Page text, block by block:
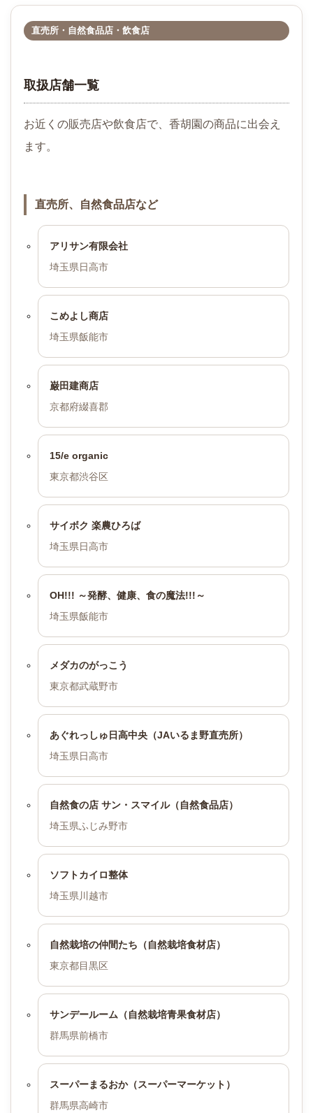
直売所・自然食品店・飲食店
取扱店舗一覧
お近くの販売店や飲食店で、香胡園の商品に出会え
ます。
直売所、自然食品店など
アリサン有限会社
埼玉県日高市
こめよし商店
埼玉県飯能市
巌田建商店
京都府綴喜郡
15/e organic
東京都渋谷区
サイボク 楽農ひろば
埼玉県日高市
OH!!! ～発酵、健康、食の魔法!!!～
埼玉県飯能市
メダカのがっこう
東京都武蔵野市
あぐれっしゅ日高中央（JAいるま野直売所）
埼玉県日高市
自然食の店 サン・スマイル（自然食品店）
埼玉県ふじみ野市
ソフトカイロ整体
埼玉県川越市
自然栽培の仲間たち（自然栽培食材店）
東京都目黒区
サンデールーム（自然栽培青果食材店）
群馬県前橋市
スーパーまるおか（スーパーマーケット）
群馬県高崎市